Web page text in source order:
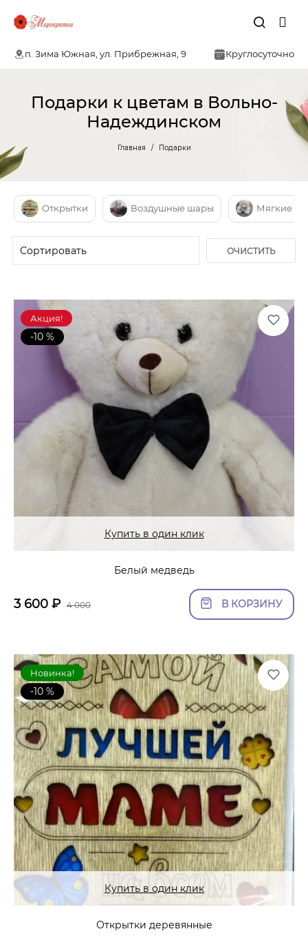
п. Зима Южная, ул. Прибрежная, 9 Круглосуточно
Подарки к цветам в Вольно-
Надеждинском
Главная Подарки
Открытки Воздушные шары Мягкие
ОЧИСТИТЬ
Акция!
-10 %
Купить в один клик
Белый медведь
3 600 ₽ 4 000 В КОРЗИНУ
Новинка!
-10 %
Купить в один клик
Открытки деревянные